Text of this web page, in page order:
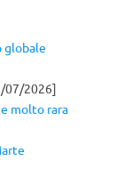
globale
07/2026]
molto rara